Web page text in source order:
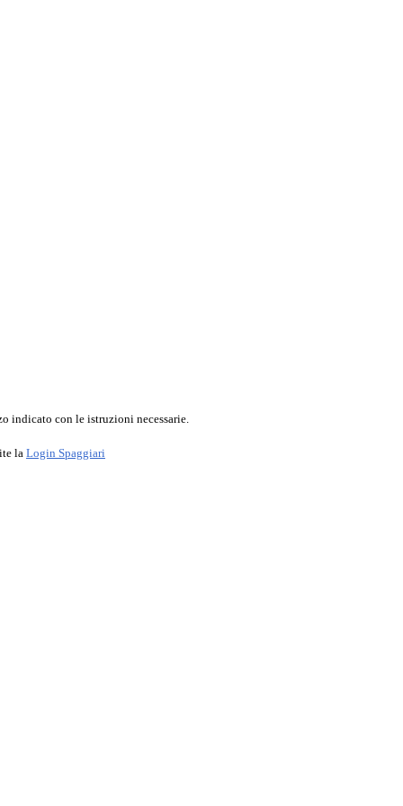
indicato con le istruzioni necessarie.
la Login Spaggiari